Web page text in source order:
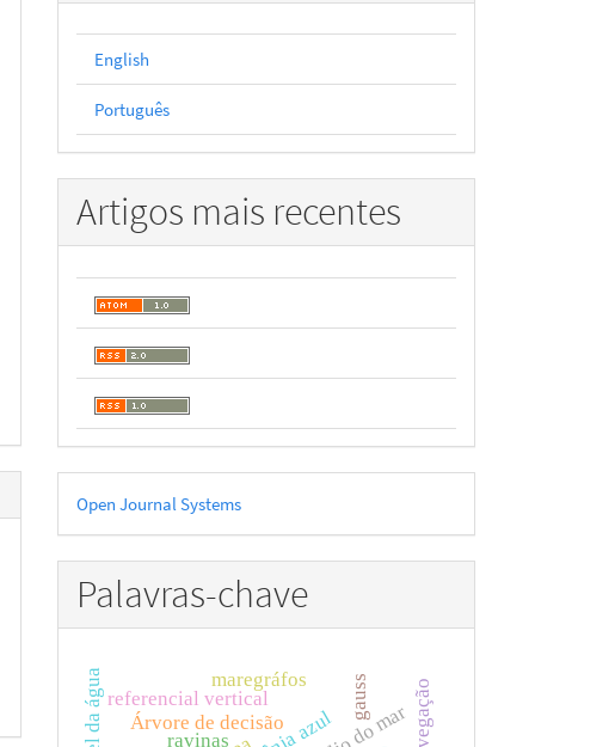
English
Português
Artigos mais recentes
Desenvolvido
por
Open Journal Systems
Palavras-chave
ravinas
Árvore de decisão
referencial vertical
maregráfos navegação
gauss